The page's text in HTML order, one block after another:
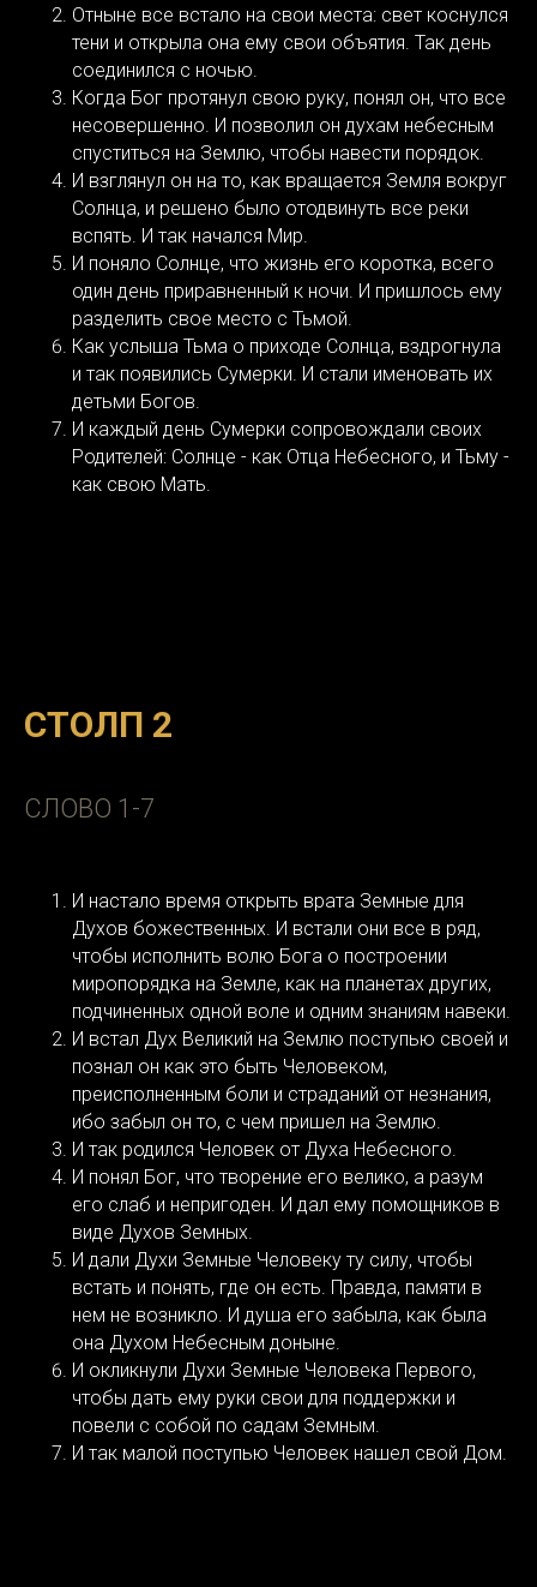
Отныне все встало на свои места: свет коснулся
тени и открыла она ему свои объятия. Так день
соединился с ночью.
Когда Бог протянул свою руку, понял он, что все
несовершенно. И позволил он духам небесным
спуститься на Землю, чтобы навести порядок.
И взглянул он на то, как вращается Земля вокруг
Солнца, и решено было отодвинуть все реки
вспять. И так начался Мир.
И поняло Солнце, что жизнь его коротка, всего
один день приравненный к ночи. И пришлось ему
разделить свое место с Тьмой.
Как услыша Тьма о приходе Солнца, вздрогнула
и так появились Сумерки. И стали именовать их
детьми Богов.
И каждый день Сумерки сопровождали своих
Родителей: Солнце - как Отца Небесного, и Тьму -
как свою Мать.
СТОЛП 2
СЛОВО 1-7
И настало время открыть врата Земные для
Духов божественных. И встали они все в ряд,
чтобы исполнить волю Бога о построении
миропорядка на Земле, как на планетах других,
подчиненных одной воле и одним знаниям навеки.
И встал Дух Великий на Землю поступью своей и
познал он как это быть Человеком,
преисполненным боли и страданий от незнания,
ибо забыл он то, с чем пришел на Землю.
И так родился Человек от Духа Небесного.
И понял Бог, что творение его велико, а разум
его слаб и непригоден. И дал ему помощников в
виде Духов Земных.
И дали Духи Земные Человеку ту силу, чтобы
встать и понять, где он есть. Правда, памяти в
нем не возникло. И душа его забыла, как была
она Духом Небесным доныне.
И окликнули Духи Земные Человека Первого,
чтобы дать ему руки свои для поддержки и
повели с собой по садам Земным.
И так малой поступью Человек нашел свой Дом.